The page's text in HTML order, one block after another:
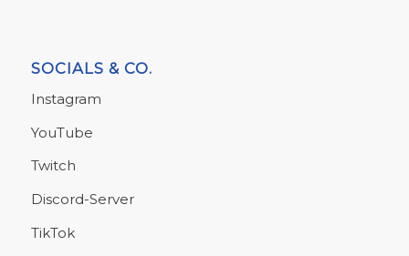
SOCIALS & CO.
Instagram
YouTube
Twitch
Discord-Server
TikTok